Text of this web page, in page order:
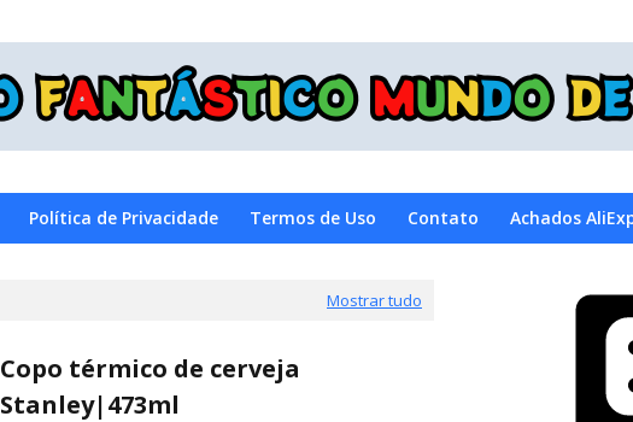
Política de Privacidade Termos de Uso Contato Achados
Mostrar tudo
Copo térmico de cerveja
Stanley|473ml